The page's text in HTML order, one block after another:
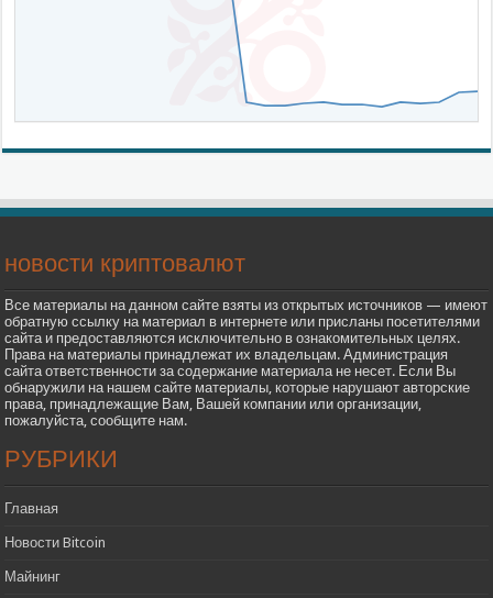
новости криптовалют
Все материалы на данном сайте взяты из открытых источников — имеют
обратную ссылку на материал в интернете или присланы посетителями
сайта и предоставляются исключительно в ознакомительных целях.
Права на материалы принадлежат их владельцам. Администрация
сайта ответственности за содержание материала не несет. Если Вы
обнаружили на нашем сайте материалы, которые нарушают авторские
права, принадлежащие Вам, Вашей компании или организации,
пожалуйста, сообщите нам.
РУБРИКИ
Главная
Новости Bitcoin
Майнинг